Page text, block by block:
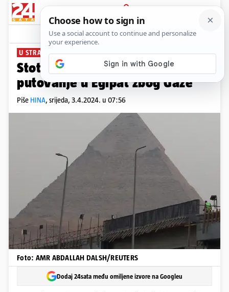
PRIJAVA
News Komentari
U STRAHU OD RATA
Stotine tisuća turista otkazale
putovanje u Egipat zbog Gaze
Piše HINA, srijeda, 3.4.2024. u 07:56
Foto: AMR ABDALLAH DALSH/REUTERS
Dodaj 24sata među omiljene izvore na Googleu